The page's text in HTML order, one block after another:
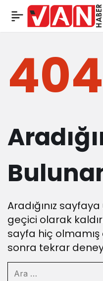
404
Aradığınız
geçici olarak
sayfa hiç
sonra tekrar